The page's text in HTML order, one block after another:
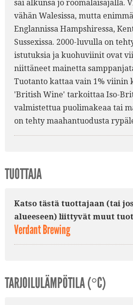
sai alkunsa jo roomalaisajalla.
vähän Walesissa, mutta
Englannissa Hampshiressa,
Sussexissa. 2000-luvulla on
istutuksia ja kuohuviinit ovat
niittäneet mainetta
Tuotanto kattaa vain 1% viinin
'British Wine' tarkoittaa Iso-
valmistettua puolimakeaa tai
on tehty maahantuodusta
TUOTTAJA
Katso tästä tuottajaan (tai
alueeseen) liittyvät muut
Verdant Brewing
TARJOILULÄMPÖTILA (°C)